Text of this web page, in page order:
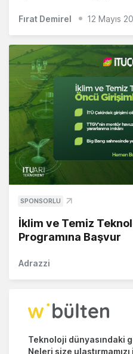
Fırat Demirel 12 Mayıs
SPONSORLU
İklim ve Temiz
Programına Başvur
Adrazzi
Teknoloji dünyasındaki
Neleri size